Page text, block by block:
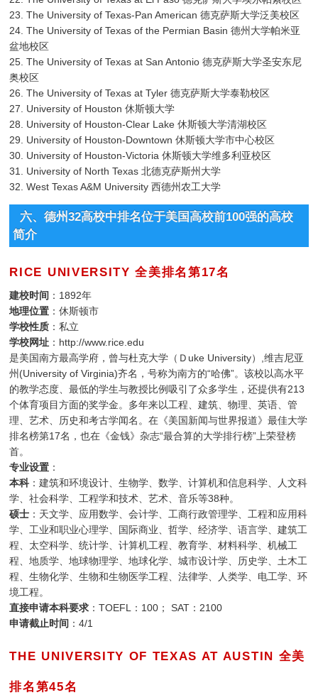
23. The University of Texas-Pan American 德克萨斯大学泛美校区
24. The University of Texas of the Permian Basin 德州大学帕米亚
盆地校区
25. The University of Texas at San Antonio 德克萨斯大学圣安东尼
奥校区
26. The University of Texas at Tyler 德克萨斯大学泰勒校区
27. University of Houston 休斯顿大学
28. University of Houston-Clear Lake 休斯顿大学清湖校区
29. University of Houston-Downtown 休斯顿大学市中心校区
30. University of Houston-Victoria 休斯顿大学维多利亚校区
31. University of North Texas 北德克萨斯州大学
32. West Texas A&M University 西德州农工大学
六、德州32高校中排名位于美国高校前100强的高校
简介
RICE UNIVERSITY 全美排名第17名
建校时间 ：1892年
地理位置 ：休斯顿市
学校性质 ：私立
学校网址 ：http://www.rice.edu
是美国南方最高学府，曾与杜克大学（Ｄuke University）,维吉尼亚
州(University of Virginia)齐名，号称为南方的“哈佛”。该校以高水平
的教学态度、最低的学生与教授比例吸引了众多学生，还提供有213
个体育项目方面的奖学金。多年来以工程、建筑、物理、英语、管
理、艺术、历史和考古学闻名。在《美国新闻与世界报道》最佳大学
排名榜第17名，也在《金钱》杂志“最合算的大学排行榜”上荣登榜
首。
专业设置 ：
本科 ：建筑和环境设计、生物学、数学、计算机和信息科学、人文科
学、社会科学、工程学和技术、艺术、音乐等38种。
硕士 ：天文学、应用数学、会计学、工商行政管理学、工程和应用科
学、工业和职业心理学、国际商业、哲学、经济学、语言学、建筑工
程、太空科学、统计学、计算机工程、教育学、材料科学、机械工
程、地质学、地球物理学、地球化学、城市设计学、历史学、土木工
程、生物化学、生物和生物医学工程、法律学、人类学、电工学、环
境工程。
直接申请本科要求 ：TOEFL：100； SAT：2100
申请截止时间 ：4/1
THE UNIVERSITY OF TEXAS AT AUSTIN 全美
排名第45名